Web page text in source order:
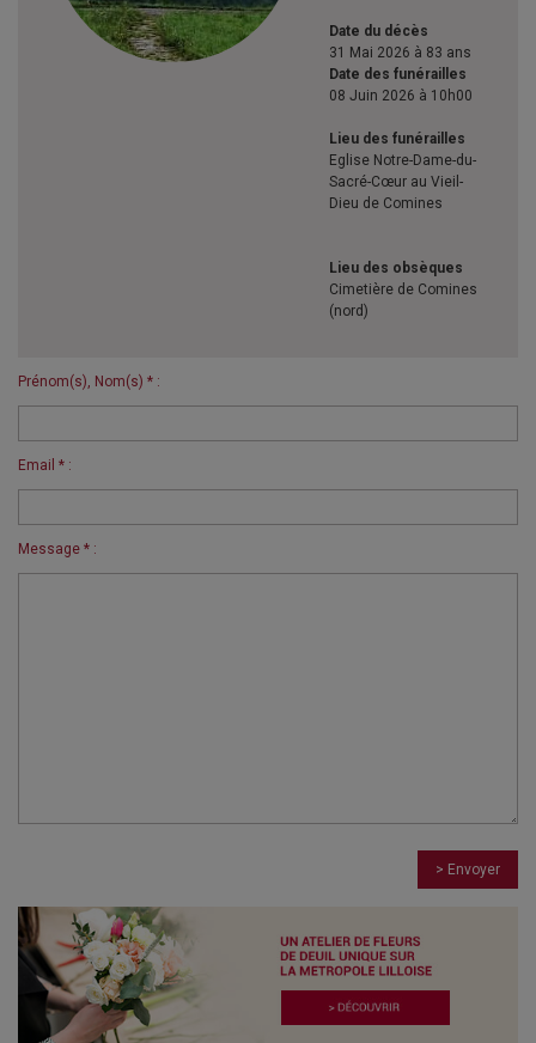
Date du décès
31 Mai 2026 à 83 ans
Date des funérailles
08 Juin 2026 à 10h00
Lieu des funérailles
Eglise Notre-Dame-du-
Sacré-Cœur au Vieil-
Dieu de Comines
Lieu des obsèques
Cimetière de Comines
(nord)
Prénom(s), Nom(s) * :
Email * :
Message * :
> Envoyer